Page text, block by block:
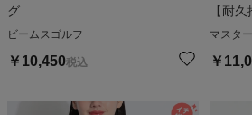
グ
ビームスゴルフ
￥ 10,450税込
【耐
マスタ
￥